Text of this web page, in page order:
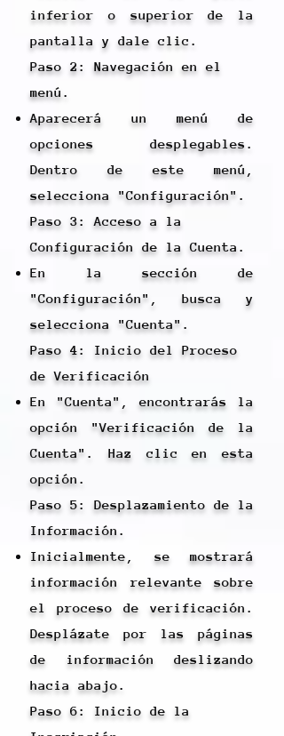
inferior o superior de la
pantalla y dale clic.
Paso 2: Navegación en el
menú.
Aparecerá un menú de
opciones desplegables.
Dentro de este menú,
selecciona "Configuración".
Paso 3: Acceso a la
Configuración de la Cuenta.
En la sección de
"Configuración", busca y
selecciona "Cuenta".
Paso 4: Inicio del Proceso
de Verificación
En "Cuenta", encontrarás la
opción "Verificación de la
Cuenta". Haz clic en esta
opción.
Paso 5: Desplazamiento de la
Información.
Inicialmente, se mostrará
información relevante sobre
el proceso de verificación.
Desplázate por las páginas
de información deslizando
hacia abajo.
Paso 6: Inicio de la